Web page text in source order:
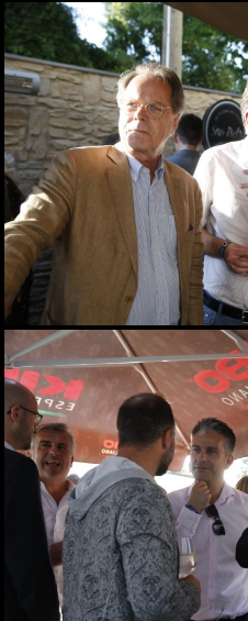
12.05.2026
Shopping Friday im
Murpark
11.05.2026
Das war der Kunst- und
Designmarkt in Graz
10.05.2026
Veganmania am Grazer
Hauptplatz
econet 2026 Wirtschaft.
Recht. Sicherheit
06.05.2026
Lendwirbel das
Straßenfest 2026
04.05.2026
Rund tausend Teilnehmer
beim Maiaufmarsch der
SPÖ in Graz
01.05.2026
Für ein gutes Leben: KPÖ
marschierte am 1. Mai in
Graz